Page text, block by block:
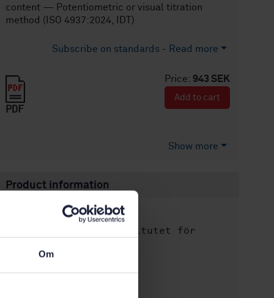
Om
content — Potentiometric or visual titration
method (ISO 4937:2024, IDT)
Subscribe on standards - Read more
Price: 943 SEK
PDF
Add to cart
Show more
Product information
English
Svenska institutet för